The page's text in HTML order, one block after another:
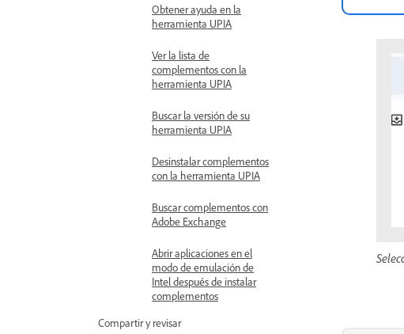
Obtener ayuda en la
herramienta UPIA
Ver la lista de
complementos con la
herramienta UPIA
Buscar la versión de su
herramienta UPIA
Desinstalar complementos
con la herramienta UPIA
Buscar complementos con
Adobe Exchange
Abrir aplicaciones en el
modo de emulación de
Intel después de instalar
complementos
Compartir y revisar